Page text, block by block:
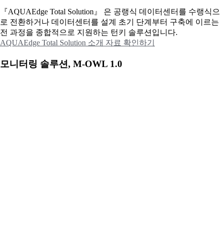
『AQUAEdge Total Solution』 은 공랭식 데이터센터를 수랭식으
로 전환하거나 데이터센터를 설계 초기 단계부터 구축에 이르는
전 과정을 종합적으로 지원하는 턴키 솔루션입니다.
AQUAEdge Total Solution 소개 자료 확인하기
모니터링 솔루션, M-OWL 1.0